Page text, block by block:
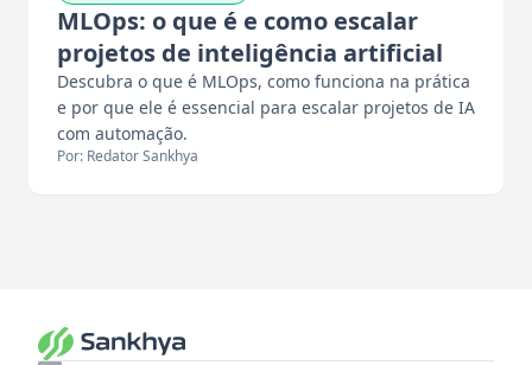
MLOps: o que é e como escalar
projetos de inteligência artificial
Descubra o que é MLOps, como funciona na prática
e por que ele é essencial para escalar projetos de IA
com automação.
Por: Redator Sankhya